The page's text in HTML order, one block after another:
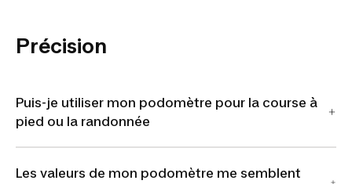
Précision
Puis-je utiliser mon podomètre pour la course à
pied ou la randonnée
Les valeurs de mon podomètre me semblent